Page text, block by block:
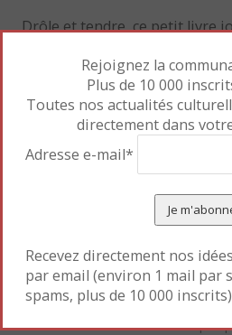
Drôle et tendre, ce petit livre
attendrissant les plus grands.
Mettre en favori lePermalien.
Laisser un commentaire
Votre adresse e-mail ne sera pas
Rejoignez la
Plus de 10 000
Toutes nos actualités
directement dans
Adresse e-mail*
Recevez directement nos
par email (environ 1 mail par
spams, plus de 10 000